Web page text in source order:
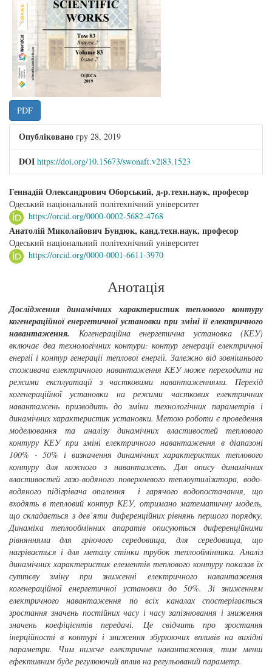
PDF
Опубліковано гру 28, 2019
DOI https://doi.org/10.15673/swonaft.v2i83.1523
##plugins.themes.bootstrap3.article.main##
Геннадій Олександрович Оборський, д-р.техн.наук, професор
Одеський національний політехнічний університет
https://orcid.org/0000-0002-5682-4768
Анатолій Миколайович Бундюк, канд.техн.наук, професор
Одеський національний політехнічний університет
https://orcid.org/0000-0001-6611-3970
Анотація
Дослідження динамічних характеристик теплового контуру
когенераційної енергетичної установки при зміні її електричного
навантаження.
Когенераційна енергетична установка(КЕУ)
включає два технологічних контури: контур генерації електричної
енергії і контур генерації теплової енергії. Залежно від зовнішнього
споживача електричного навантаження КЕУ може переходити на
режими експлуатації з частковими навантаженнями. Перехід
когенераційної установки на режими часткових електричних
навантажень призводить до зміни технологічних параметрів і
динамічних характеристик установки. Метою роботи є проведення
моделювання та аналізу динамічних властивостей теплового
контуру КЕУ при зміні електричного навантаження в діапазоні
100% - 50% і визначення динамічних характеристик теплового
контуру для кожного з навантажень. Для опису динамічних
властивостей газо-водяного поверхневого теплоутилізатора, водо-
водяного підігрівача опалення і гарячого водопостачання, що
входять в тепловий контур КЕУ, отримано математичну модель,
що складається з дев’яти диференційних рівнянь першого порядку.
Динаміка теплообмінних апаратів описуються диференційними
рівняннями для гріючого середовища, для середовища, що
нагрівається і для металу стінки трубок теплообмінника. Аналіз
динамічних характеристик елементів теплового контуру показав їх
суттєву зміну при зниженні електричного навантаження
когенераційної енергетичної установки до 50%. Зі зниженням
електричного навантаження по всіх каналах спостерігається
зростання значень постійних часу і часу запізнювання і зниження
значень коефіцієнтів передачі. Це свідчить про зростання
інерційності в контурі і зниження збурюючих впливів на вихідні
параметри. Чим нижче електричне навантаження, тим менш
ефективним буде регулюючий вплив на регульований параметр.